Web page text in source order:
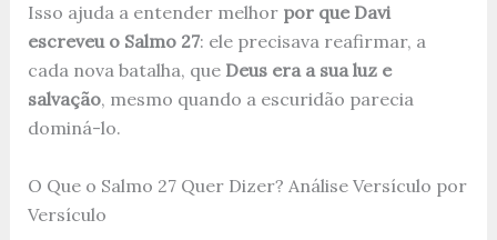
Isso ajuda a entender melhor por que Davi
escreveu o Salmo 27: ele precisava reafirmar, a
cada nova batalha, que Deus era a sua luz e
salvação, mesmo quando a escuridão parecia
dominá-lo.
O Que o Salmo 27 Quer Dizer? Análise Versículo por
Versículo